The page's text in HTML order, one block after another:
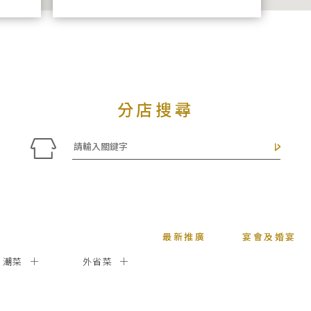
分店搜尋
潮菜 外省菜
最新推廣 宴會及婚宴